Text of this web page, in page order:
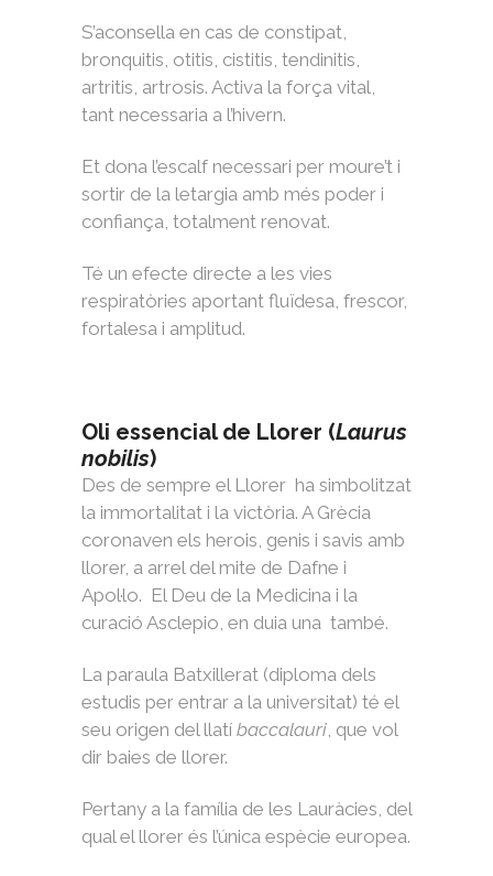
S’aconsella en cas de constipat,
bronquitis, otitis, cistitis, tendinitis,
artritis, artrosis. Activa la força vital,
tant necessaria a l’hivern.
Et dona l’escalf necessari per moure’t i
sortir de la letargia amb més poder i
confiança, totalment renovat.
Té un efecte directe a les vies
respiratòries aportant fluïdesa, frescor,
fortalesa i amplitud.
Oli essencial de Llorer (Laurus
nobilis)
Des de sempre el Llorer ha simbolitzat
la immortalitat i la victòria. A Grècia
coronaven els herois, genis i savis amb
llorer, a arrel del mite de Dafne i
Apol·lo. El Deu de la Medicina i la
curació Asclepio, en duia una també.
La paraula Batxillerat (diploma dels
estudis per entrar a la universitat) té el
seu origen del llatí baccalauri, que vol
dir baies de llorer.
Pertany a la família de les Lauràcies, del
qual el llorer és l’única espècie europea.